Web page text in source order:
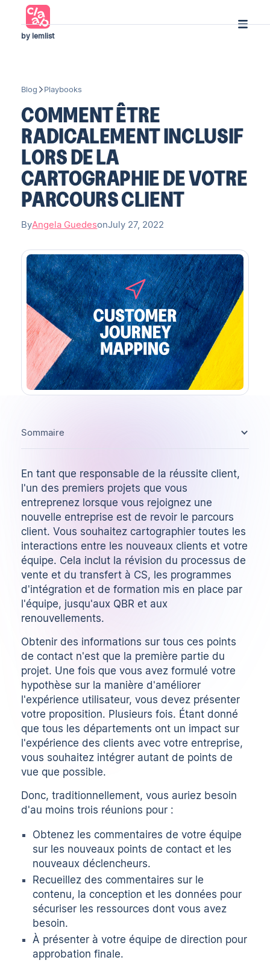
by lemlist
Blog Playbooks
COMMENT ÊTRE
RADICALEMENT INCLUSIF
LORS DE LA
CARTOGRAPHIE DE VOTRE
PARCOURS CLIENT
ByAngela GuedesonJuly 27, 2022
En tant que responsable de la réussite client,
l'un des premiers projets que vous
entreprenez lorsque vous rejoignez une
nouvelle entreprise est de revoir le parcours
client. Vous souhaitez cartographier toutes les
interactions entre les nouveaux clients et votre
équipe. Cela inclut la révision du processus de
vente et du transfert à CS, les programmes
d'intégration et de formation mis en place par
l'équipe, jusqu'aux QBR et aux
renouvellements.
Obtenir des informations sur tous ces points
de contact n'est que la première partie du
projet. Une fois que vous avez formulé votre
hypothèse sur la manière d'améliorer
l'expérience utilisateur, vous devez présenter
votre proposition. Plusieurs fois. Étant donné
que tous les départements ont un impact sur
l'expérience des clients avec votre entreprise,
vous souhaitez intégrer autant de points de
vue que possible.
Donc, traditionnellement, vous auriez besoin
d'au moins trois réunions pour :
Obtenez les commentaires de votre équipe
sur les nouveaux points de contact et les
nouveaux déclencheurs.
Recueillez des commentaires sur le
contenu, la conception et les données pour
sécuriser les ressources dont vous avez
besoin.
À présenter à votre équipe de direction pour
approbation finale.
Sommaire